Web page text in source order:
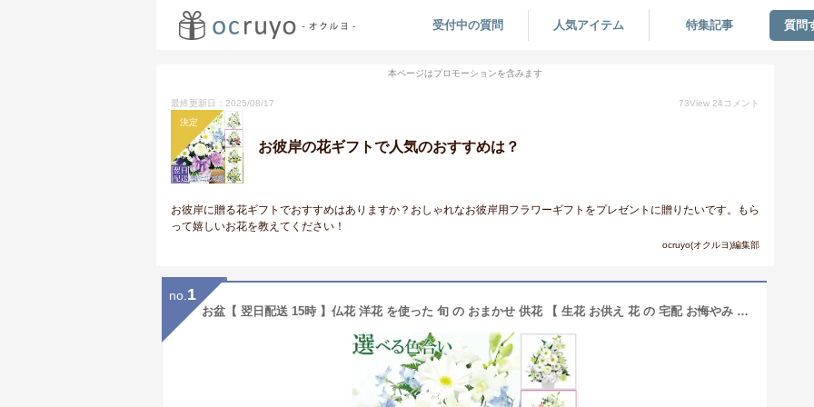
受付中の質問 人気アイテム 特集記事 質問
本ページはプロモーションを含みます
最終更新日：2025/08/17 73View 24 コメント
決定
お彼岸の花ギフトで人気のおすすめは？
お彼岸に贈る花ギフトでおすすめはありますか？おしゃれなお彼岸用フラワーギフトをプレゼントに贈りたいです。もら
って嬉しいお花を教えてください！
ocruyo(オクルヨ)編集部
no. 1
お盆【 翌日配送 15時 】仏花 洋花 を使った 旬 の おまかせ 供花 【 生花 お供え 花 の 宅配 お悔やみ 仏花 法事 仏事 命日 お盆 新盆 初盆 お彼岸 ギフト アレンジ 花束 日付指定 本州一部送料無料 】 ★月間優良ショップ スタンダード ひまわり ヒマワリ